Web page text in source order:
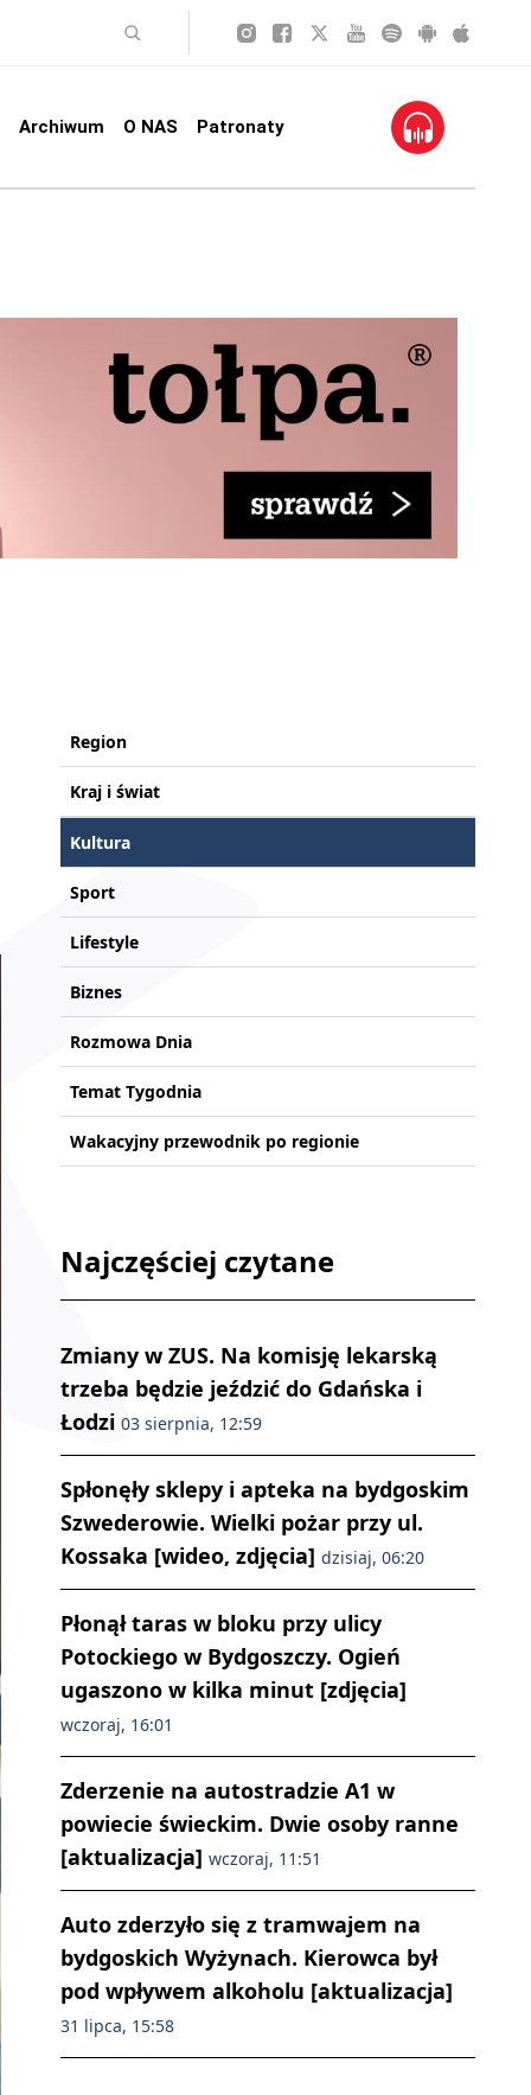
Archiwum O NAS Patronaty
Region
Kraj i świat
Kultura
Sport
Lifestyle
Biznes
Rozmowa Dnia
Temat Tygodnia
Wakacyjny przewodnik po regionie
Najczęściej czytane
Zmiany w ZUS. Na komisję lekarską
trzeba będzie jeździć do Gdańska i
Łodzi 03 sierpnia, 12:59
Spłonęły sklepy i apteka na bydgoskim
Szwederowie. Wielki pożar przy ul.
Kossaka [wideo, zdjęcia] dzisiaj, 06:20
Płonął taras w bloku przy ulicy
Potockiego w Bydgoszczy. Ogień
ugaszono w kilka minut [zdjęcia]
wczoraj, 16:01
Zderzenie na autostradzie A1 w
powiecie świeckim. Dwie osoby ranne
[aktualizacja] wczoraj, 11:51
Auto zderzyło się z tramwajem na
bydgoskich Wyżynach. Kierowca był
pod wpływem alkoholu [aktualizacja]
31 lipca, 15:58